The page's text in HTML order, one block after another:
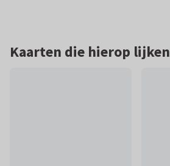
Kaarten die hierop lijken